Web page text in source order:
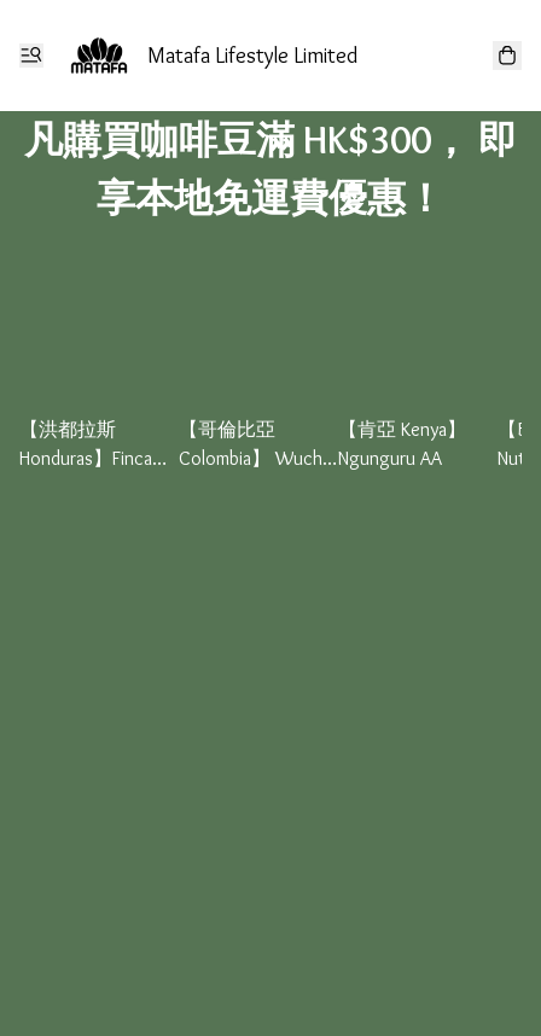
Matafa Lifestyle Limited
凡購買咖啡豆滿 HK$300， 即
享本地免運費優惠！
【洪都拉斯
Honduras】Finca
【哥倫比亞
Colombia】 Wuchii
【肯亞 Kenya】
Ngunguru AA
【
Nuty